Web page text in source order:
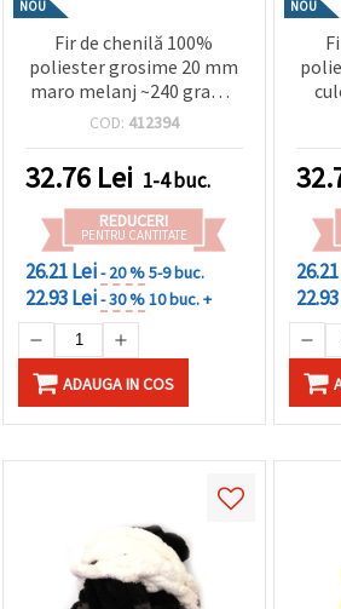
NOU
Fir de chenilă 100%
poliester grosime 20 mm
maro melanj ~240 grame
-25 metri
COD: 412394
32.76 Lei 1-4 buc.
REDUCERI
PENTRU CANTITATE
26.21 Lei- 20 %5-9 buc.
22.93 Lei- 30 %10 buc. +
ADAUGA IN COS
NOU